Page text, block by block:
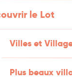
le Lot
Villes et
Plus beaux